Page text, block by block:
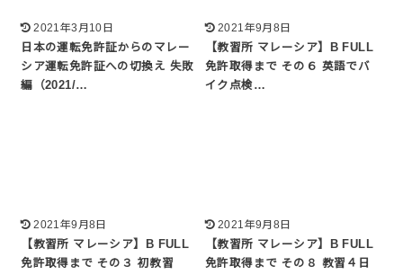
2021年3月10日
日本の運転免許証からのマレー
シア運転免許証への切換え 失敗
編（2021/…
2021年9月8日
【教習所 マレーシア】B FULL
免許取得まで その６ 英語でバ
イク点検…
2021年9月8日
【教習所 マレーシア】B FULL
免許取得まで その３ 初教習
2021年9月8日
【教習所 マレーシア】B FULL
免許取得まで その８ 教習４日